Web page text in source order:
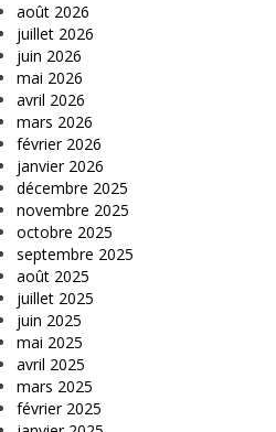
août 2026
juillet 2026
juin 2026
mai 2026
avril 2026
mars 2026
février 2026
janvier 2026
décembre 2025
novembre 2025
octobre 2025
septembre 2025
août 2025
juillet 2025
juin 2025
mai 2025
avril 2025
mars 2025
février 2025